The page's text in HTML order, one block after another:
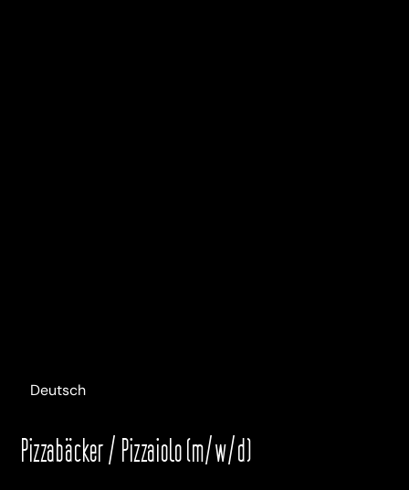
Deutsch
Pizzabäcker / Pizzaiolo (m/w/d)